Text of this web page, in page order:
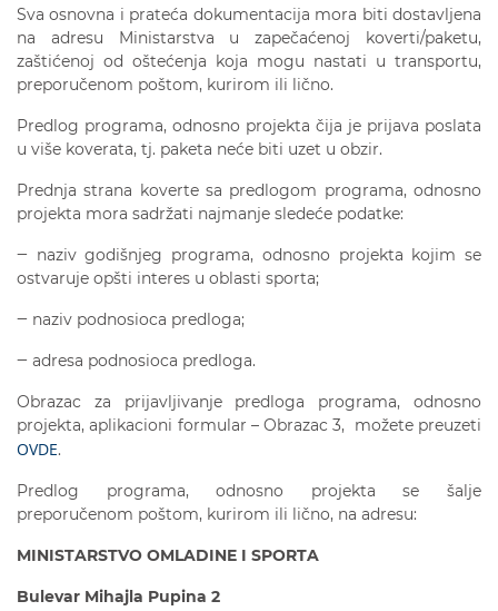
Sva osnovna i prateća dokumentacija mora biti dostavljena
na adresu Ministarstva u zapečaćenoj koverti/paketu,
zaštićenoj od oštećenja koja mogu nastati u transportu,
preporučenom poštom, kurirom ili lično.
Predlog programa, odnosno projekta čija je prijava poslata
u više koverata, tj. paketa neće biti uzet u obzir.
Prednja strana koverte sa predlogom programa, odnosno
projekta mora sadržati najmanje sledeće podatke:
‒ naziv godišnjeg programa, odnosno projekta kojim se
ostvaruje opšti interes u oblasti sporta;
‒ naziv podnosioca predloga;
‒ adresa podnosioca predloga.
Obrazac za prijavljivanje predloga programa, odnosno
projekta, aplikacioni formular – Obrazac 3, možete preuzeti
OVDE.
Predlog programa, odnosno projekta se šalje
preporučenom poštom, kurirom ili lično, na adresu:
MINISTARSTVO OMLADINE I SPORTA
Bulevar Mihajla Pupina 2